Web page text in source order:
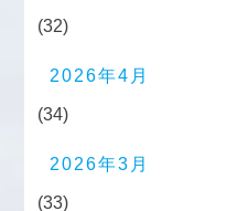
(32)
2026年4月
(34)
2026年3月
(33)